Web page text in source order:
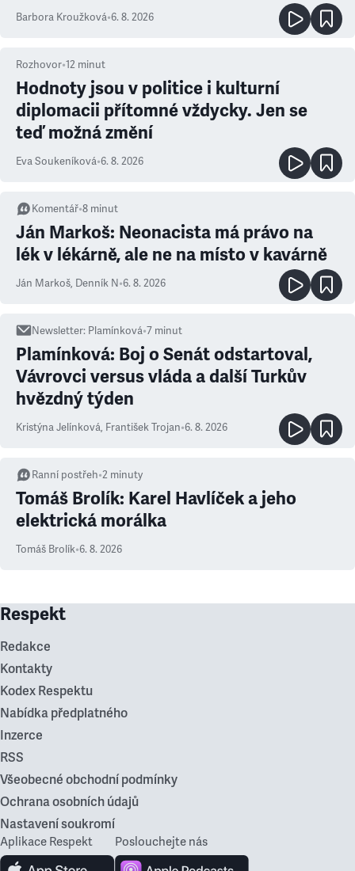
Barbora Kroužková•6. 8. 2026
Rozhovor•12 minut
Hodnoty jsou v politice i kulturní
diplomacii přítomné vždycky. Jen se
teď možná změní
Eva Soukeníková•6. 8. 2026
Komentář•8 minut
Ján Markoš: Neonacista má právo na
lék v lékárně, ale ne na místo v kavárně
Ján Markoš, Denník N•6. 8. 2026
Newsletter: Plamínková•7 minut
Plamínková: Boj o Senát odstartoval,
Vávrovci versus vláda a další Turkův
hvězdný týden
Kristýna Jelínková, František Trojan•6. 8. 2026
Ranní postřeh•2 minuty
Tomáš Brolík: Karel Havlíček a jeho
elektrická morálka
Tomáš Brolík•6. 8. 2026
Respekt
Redakce
Kontakty
Kodex Respektu
Nabídka předplatného
Inzerce
RSS
Všeobecné obchodní podmínky
Ochrana osobních údajů
Nastavení soukromí
Aplikace Respekt Poslouchejte nás